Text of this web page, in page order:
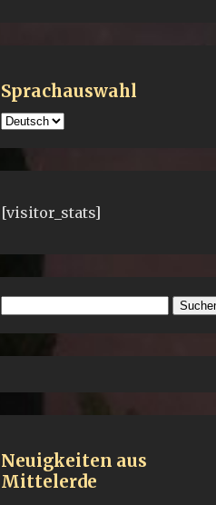
Sprachauswahl
Sprachauswahl
[visitor_stats]
Neuigkeiten aus
Mittelerde